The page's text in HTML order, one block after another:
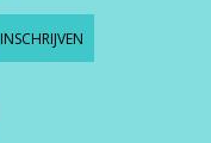
INSCHRIJVEN